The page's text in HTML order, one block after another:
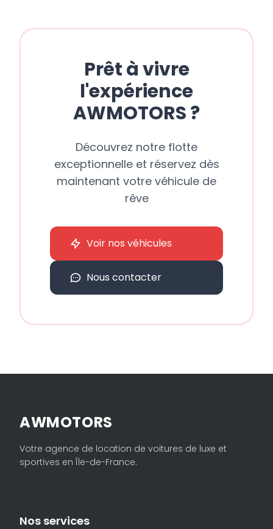
Prêt à vivre
l'expérience
AWMOTORS ?
Découvrez notre flotte
exceptionnelle et réservez dès
maintenant votre véhicule de
rêve
Voir nos véhicules
Nous contacter
AWMOTORS
Votre agence de location de voitures de luxe et
sportives en Île-de-France.
Nos services